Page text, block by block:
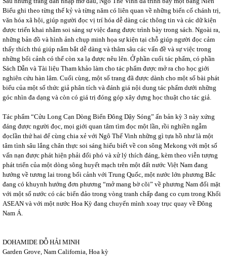
Biểu ghi theo từng thế kỷ và từng năm có liên quan về những biến cố chánh trị,
văn hóa xã hội, giúp người đọc vị trí hóa dễ dàng các thông tin và các dữ kiện
được triển khai nhằm soi sáng sự việc đang được trình bày trong sách. Ngoài ra,
những bản đồ và hình ảnh chụp minh họa sự kiện tại chỗ giúp người đọc cảm
thấy thích thú giúp nắm bắt dễ dàng và thâm sâu các vấn đề và sự việc trong
những bối cảnh có thể còn xa lạ được nêu lên. Ở phần cuối tác phẩm, có phần
Sách Dẫn và Tài liệu Tham khảo làm cho tác phẩm được mở ra cho học giới
nghiên cứu hàn lâm. Cuối cùng, một số trang đã được dành cho một số bài phát
biểu của một số thức giả phân tích và đánh giá nội dung tác phẩm dưới những
góc nhìn đa dạng và còn có giá trị đóng góp xây dựng học thuật cho tác giả.
Tác phẩm “Cửu Long Cạn Dòng Biển Đông Dậy Sóng” ấn bản kỳ 3 này xứng
đáng được người đọc, mọi giới quan tâm tìm đọc một lần, rồi nghiền ngẫm
đọclần thứ hai để cùng chia xẻ với Ngô Thế Vinh những gì tựa hồ như là một
tâm tình sâu lắng chân thực soi sáng hiểu biết về con sông Mekong với một số
vấn nạn được phát hiện phải đối phó và xử lý thích đáng, kèm theo viễn tượng
phát triển của một dòng sông huyết mạch trên một đất nước Việt Nam đang
hướng về tương lai trong bối cảnh với Trung Quốc, một nước lớn phương Bắc
đang có khuynh hướng đơn phương “mở mang bờ cõi” về phương Nam đối mặt
với một số nước có các biển đảo trong vòng tranh chấp đang co cụm trong Khối
ASEAN và với một nước Hoa Kỳ đang chuyển mình xoay trục quay về Đông
Nam Á.
DOHAMIDE ĐỖ HẢI MINH
Garden Grove, Nam California, Hoa kỳ